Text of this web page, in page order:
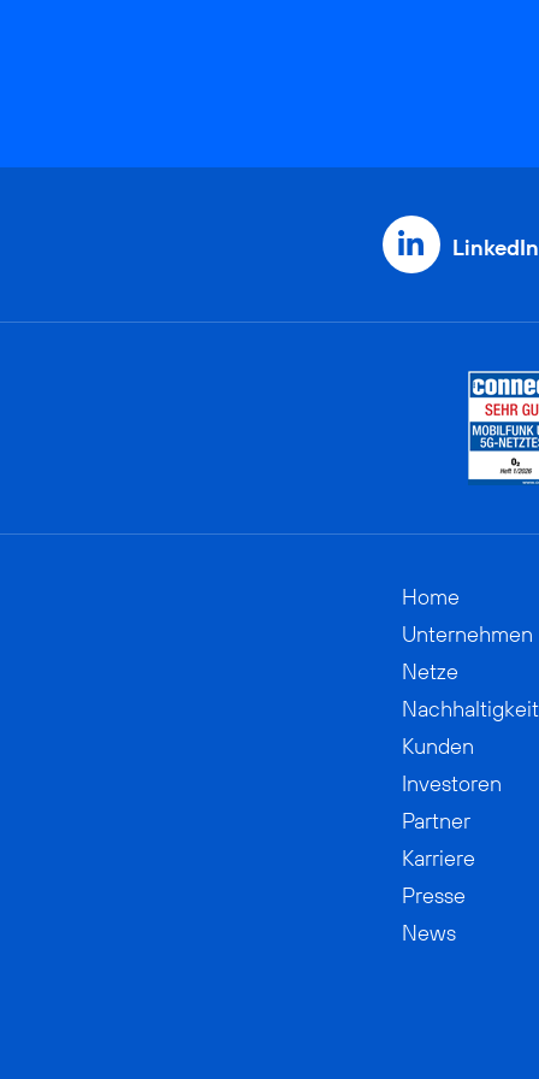
LinkedIn
Home
Unternehmen
Netze
Nachhaltigkeit
Kunden
Investoren
Partner
Karriere
Presse
News